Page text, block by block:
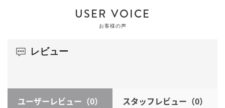
USER VOICE
お客様の声
レビュー
ユーザーレビュー （0） スタッフレビュー （0）